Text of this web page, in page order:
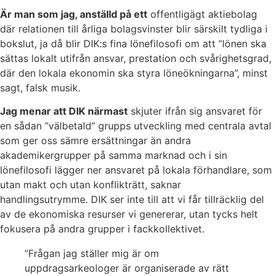
Är man som jag, anställd på ett offentligägt aktiebolag
där relationen till årliga bolagsvinster blir särskilt tydliga i
bokslut, ja då blir DIK:s fina lönefilosofi om att ”lönen ska
sättas lokalt utifrån ansvar, prestation och svårighetsgrad,
där den lokala ekonomin ska styra löneökningarna”, minst
sagt, falsk musik.
Jag menar att DIK närmast skjuter ifrån sig ansvaret för
en sådan ”välbetald” grupps utveckling med centrala avtal
som ger oss sämre ersättningar än andra
akademikergrupper på samma marknad och i sin
lönefilosofi lägger ner ansvaret på lokala förhandlare, som
utan makt och utan konflikträtt, saknar
handlingsutrymme. DIK ser inte till att vi får tillräcklig del
av de ekonomiska resurser vi genererar, utan tycks helt
fokusera på andra grupper i fackkollektivet.
”Frågan jag ställer mig är om
uppdragsarkeologer är organiserade av rätt